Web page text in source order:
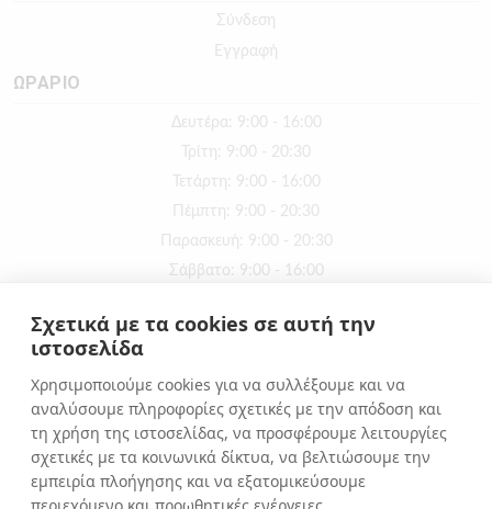
Σύνδεση
Εγγραφή
ΩΡΑΡΙΟ
Δευτέρα: 9:00 - 16:00
Τρίτη: 9:00 - 20:30
Τετάρτη: 9:00 - 16:00
Πέμπτη: 9:00 - 20:30
Παρασκευή: 9:00 - 20:30
Σάββατο: 9:00 - 16:00
Αιόλου 71, Αθήνα, 10551
+30 210 3216322
info@apostolakosshoes.gr
Σχετικά με τα cookies σε αυτή την
ιστοσελίδα
Χρησιμοποιούμε cookies για να συλλέξουμε και να
αναλύσουμε πληροφορίες σχετικές με την απόδοση και
τη χρήση της ιστοσελίδας, να προσφέρουμε λειτουργίες
σχετικές με τα κοινωνικά δίκτυα, να βελτιώσουμε την
εμπειρία πλοήγησης και να εξατομικεύσουμε